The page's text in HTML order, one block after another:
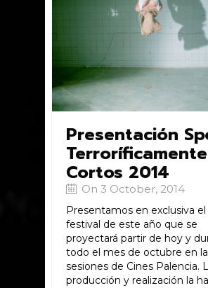
Presentación
Terroríficamente
Cortos 2014
On 3 October, 2014
Presentamos en exclusiva
festival de este año que se
proyectará partir de hoy y
todo el mes de octubre en
sesiones de Cines Palencia.
producción y realización la